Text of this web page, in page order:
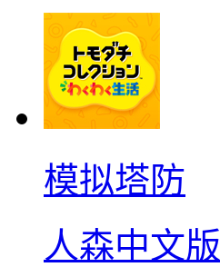
模拟塔防
人森中文版